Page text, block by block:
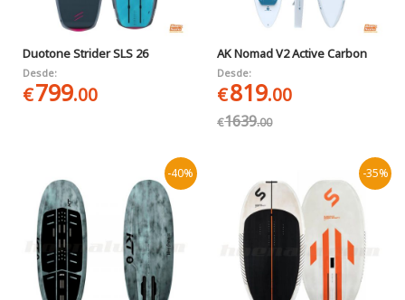
Duotone Strider SLS 26
Desde:
€799.00
AK Nomad V2 Active Carbon
Desde:
€819.00
€1639.00
-40% -35%